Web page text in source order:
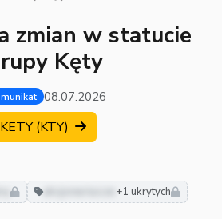
zmian w statucie
Kęty
08.07.2026
KETY (KTY)
akcjonariusze +1 ukrytych